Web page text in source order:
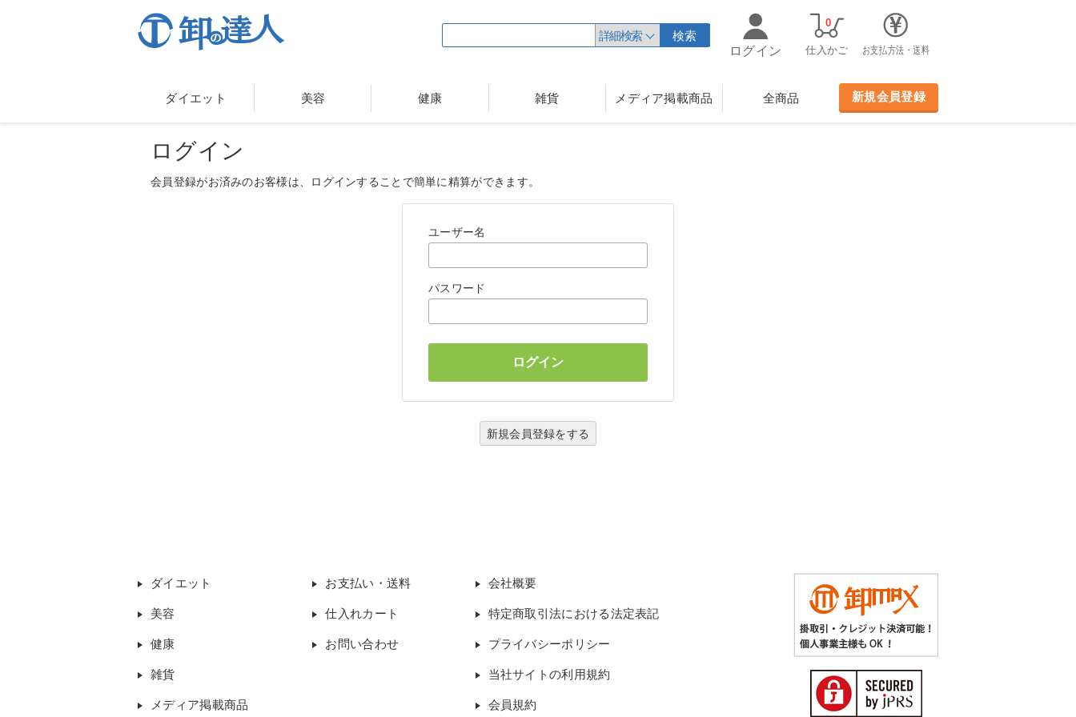
詳細検索
検索
ログイン
仕入かご
0
お支払方法・送料
ダイエット 美容 健康 雑貨 メディア掲載商品 全商品 新規会員登録
ログイン
会員登録がお済みのお客様は、ログインすることで簡単に精算ができます。
ユーザー名
パスワード
新規会員登録をする
ダイエット
美容
健康
雑貨
メディア掲載商品
お支払い・送料
仕入れカート
お問い合わせ
会社概要
特定商取引法における法定表記
プライバシーポリシー
当社サイトの利用規約
会員規約